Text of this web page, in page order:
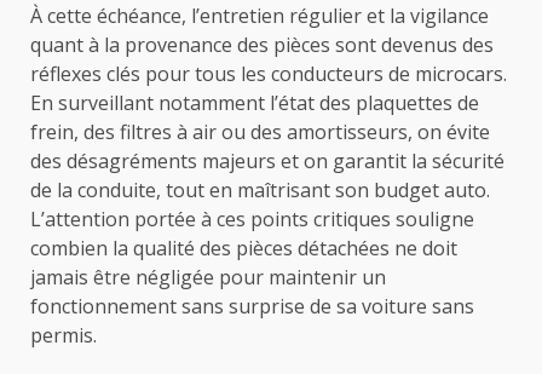
À cette échéance, l’entretien régulier et la vigilance
quant à la provenance des pièces sont devenus des
réflexes clés pour tous les conducteurs de microcars.
En surveillant notamment l’état des plaquettes de
frein, des filtres à air ou des amortisseurs, on évite
des désagréments majeurs et on garantit la sécurité
de la conduite, tout en maîtrisant son budget auto.
L’attention portée à ces points critiques souligne
combien la qualité des pièces détachées ne doit
jamais être négligée pour maintenir un
fonctionnement sans surprise de sa voiture sans
permis.